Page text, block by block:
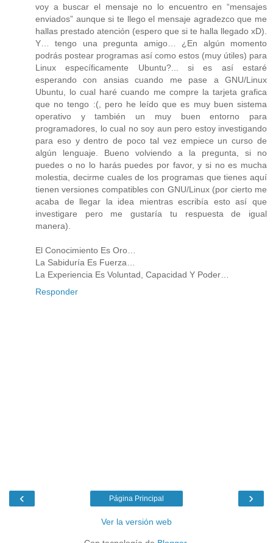
voy a buscar el mensaje no lo encuentro en “mensajes
enviados” aunque si te llego el mensaje agradezco que me
hallas prestado atención (espero que si te halla llegado xD).
Y… tengo una pregunta amigo… ¿En algún momento
podrás postear programas así como estos (muy útiles) para
Linux específicamente Ubuntu?... si es así estaré
esperando con ansias cuando me pase a GNU/Linux
Ubuntu, lo cual haré cuando me compre la tarjeta grafica
que no tengo :(, pero he leído que es muy buen sistema
operativo y también un muy buen entorno para
programadores, lo cual no soy aun pero estoy investigando
para eso y dentro de poco tal vez empiece un curso de
algún lenguaje. Bueno volviendo a la pregunta, si no
puedes o no lo harás puedes por favor, y si no es mucha
molestia, decirme cuales de los programas que tienes aquí
tienen versiones compatibles con GNU/Linux (por cierto me
acaba de llegar la idea mientras escribía esto así que
investigare pero me gustaría tu respuesta de igual
manera).
El Conocimiento Es Oro…
La Sabiduría Es Fuerza…
La Experiencia Es Voluntad, Capacidad Y Poder…
Responder
‹ ›
Página Principal
Ver la versión web